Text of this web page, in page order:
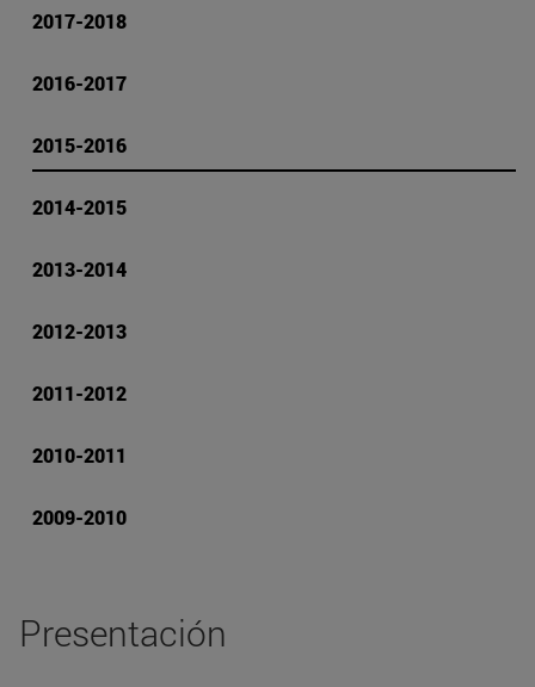
2017-2018
2016-2017
2015-2016
2014-2015
2013-2014
2012-2013
2011-2012
2010-2011
2009-2010
Presentación